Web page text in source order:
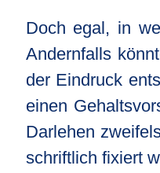
Doch egal, in
Andernfalls
der Eindruck
einen
Darlehen
schriftlich fixiert